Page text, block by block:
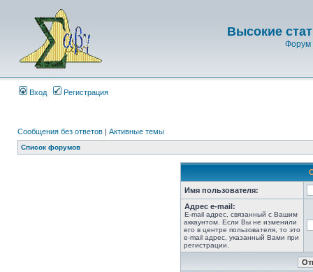
Высокие
Форум
Вход Регистрация
Сообщения без ответов | Активные темы
Список форумов
Имя пользователя:
Адрес e-mail:
E-mail адрес, связанный с Вашим
аккаунтом. Если Вы не изменили
его в центре пользователя, то это
e-mail адрес, указанный Вами при
регистрации.